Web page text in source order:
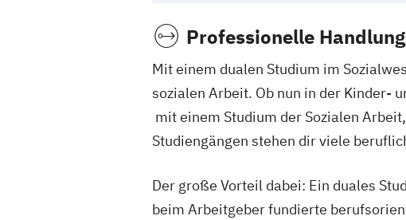
Professionelle
Mit einem dualen Studium im
sozialen Arbeit. Ob nun in der Kinder-
mit einem Studium der Sozialen
Studiengängen stehen dir viele
Der große Vorteil dabei: Ein duales
beim Arbeitgeber fundierte